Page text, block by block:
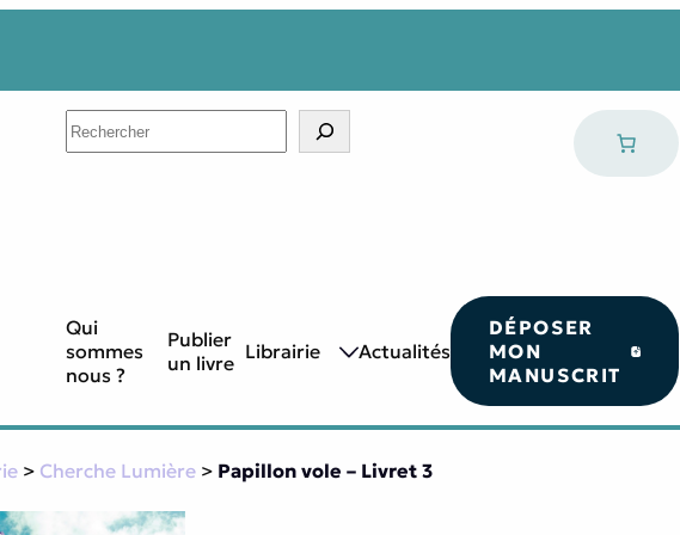
Search
Qui
sommes
nous ?
Publier
un livre Librairie Actualités
DÉPOSER
MON
MANUSCRIT
> Cherche Lumière > Papillon vole – Livret 3